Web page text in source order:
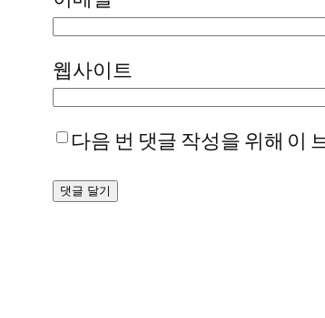
웹사이트
다음 번 댓글 작성을 위해 이